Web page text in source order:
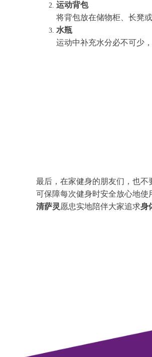
运动背包
将背包放在储物柜、长凳
水瓶
运动中补充水分必不可少
最后，在家健身的朋友们，也不
可保障每次健身时安全放心地使
清萨灵愿忠实地陪伴大家追求身